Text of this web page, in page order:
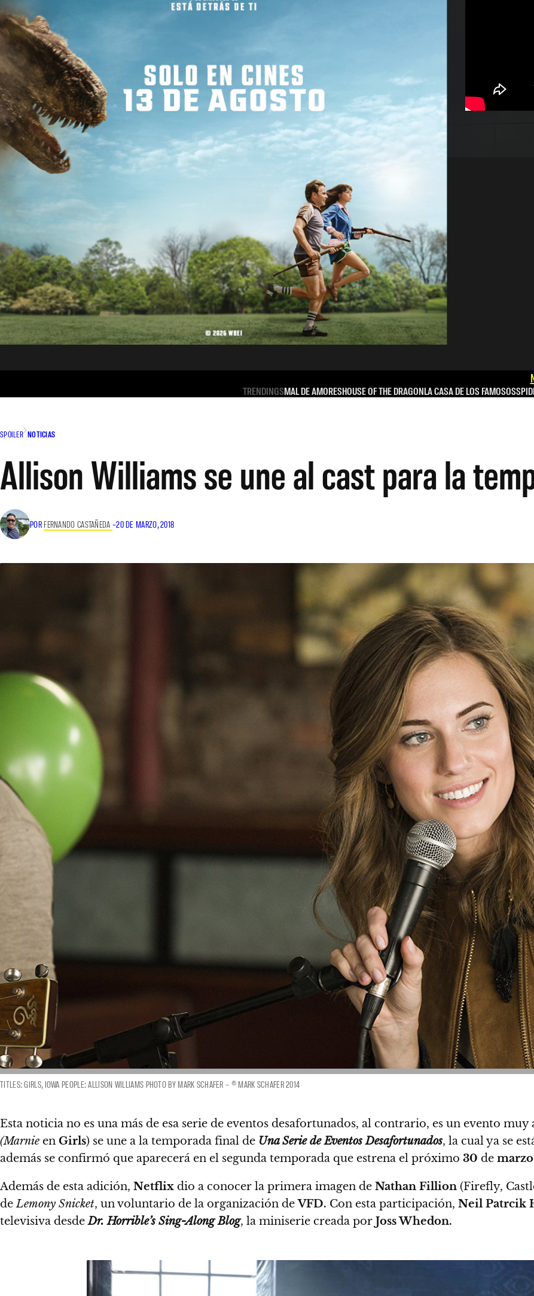
TRENDINGSMAL DE AMORESHOUSE OF THE DRAGONLA CASA DE LOS FAMOSOS
SPOILER NOTICIAS
Allison Williams se une al cast para la
POR FERNANDO CASTAÑEDA –20 DE MARZO, 2018
TITLES: GIRLS, IOWA PEOPLE: ALLISON WILLIAMS PHOTO BY MARK SCHAFER – © MARK SCHAFER 2014
Esta noticia no es una más de esa serie de eventos desafortunados, al contrario, es un evento
(Marnie en Girls) se une a la temporada final de Una Serie de Eventos Desafortunados, la cual ya se
además se confirmó que aparecerá en el segunda temporada que estrena el próximo 30 de marzo
Además de esta adición, Netflix dio a conocer la primera imagen de Nathan Fillion (Firefly,
deLemony Snicket, un voluntario de la organización deVFD. Con esta participación, Neil Patrcik
televisiva desdeDr. Horrible’s Sing-Along Blog, la miniserie creada por Joss Whedon.